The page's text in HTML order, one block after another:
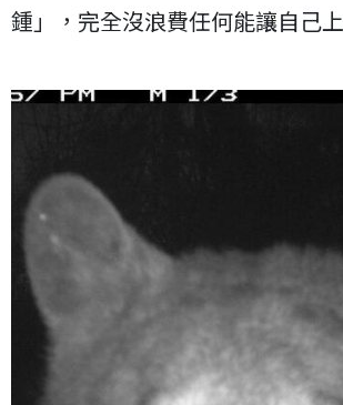
鍾」，完全沒浪費任何能讓自己